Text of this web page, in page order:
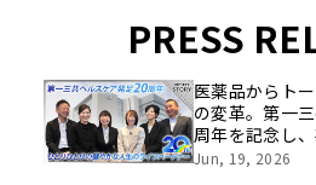
PRESS
医薬品からト
の変革。第一
周年を記念し
挑戦の舞台や
Jun, 19, 2026